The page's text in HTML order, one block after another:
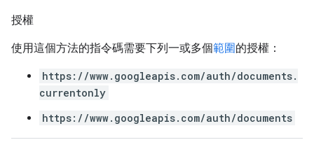
授權
使用這個方法的指令碼需要下列一或多個範圍的授權：
https://www.googleapis.com/auth/documents.
currentonly
https://www.googleapis.com/auth/documents